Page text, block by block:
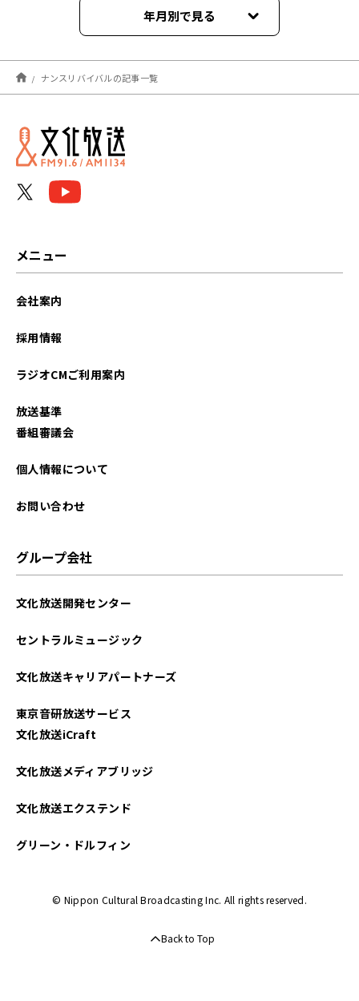
年月別で見る
2026年06月
2026年04月
2026年02月
2024年12月
2024年07月
2023年08月
2023年06月
2023年03月
ナンスリバイバルの記事一覧
メニュー
会社案内
採用情報
ラジオCMご利用案内
放送基準
番組審議会
個人情報について
お問い合わせ
グループ会社
文化放送開発センター
セントラルミュージック
文化放送キャリアパートナーズ
東京音研放送サービス
文化放送iCraft
文化放送メディアブリッジ
文化放送エクステンド
グリーン・ドルフィン
© Nippon Cultural Broadcasting Inc. All rights reserved.
Back to Top